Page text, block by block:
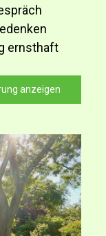
ernsthaft
anzeigen